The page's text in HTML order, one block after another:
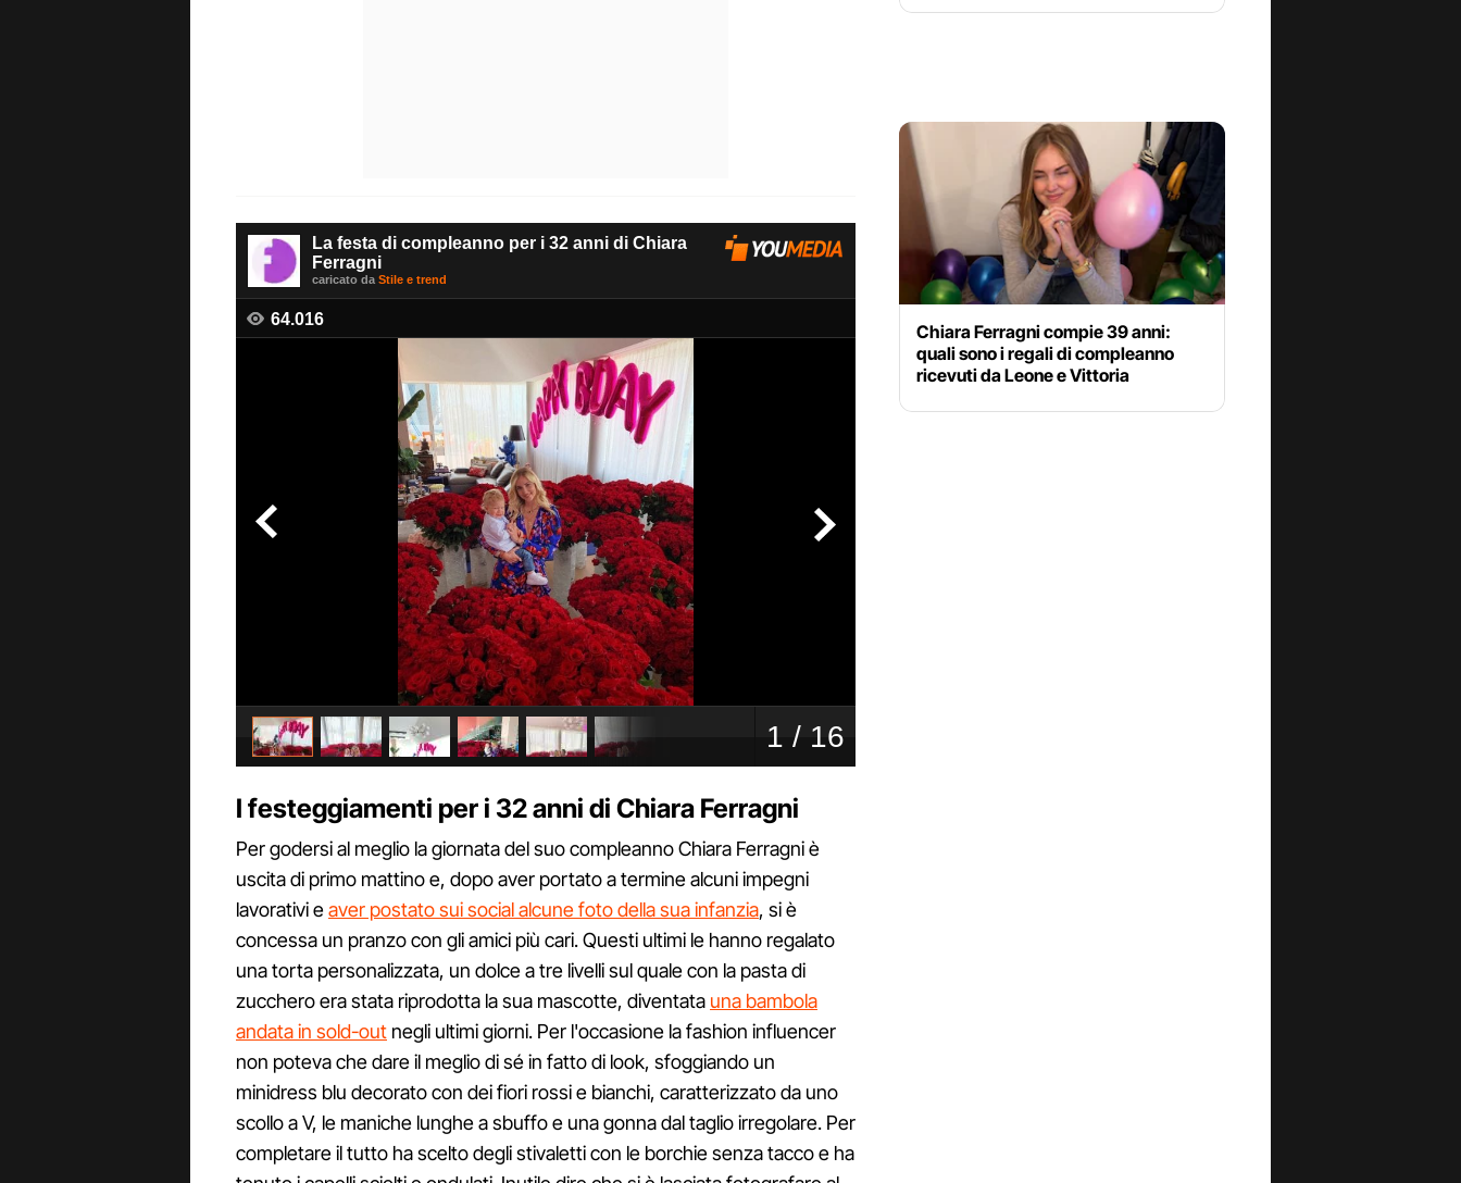
I festeggiamenti per i 32 anni di Chiara Ferragni
Per godersi al meglio la giornata del suo compleanno Chiara Ferragni è
uscita di primo mattino e, dopo aver portato a termine alcuni impegni
lavorativi eaver postato sui social alcune foto della sua infanzia, si è
concessa un pranzo con gli amici più cari. Questi ultimi le hanno regalato
una torta personalizzata, un dolce a tre livelli sul quale con la pasta di
zucchero era stata riprodotta la sua mascotte, diventata una bambola
andata in sold-out negli ultimi giorni. Per l'occasione la fashion influencer
non poteva che dare il meglio di sé in fatto di look, sfoggiando un
minidress blu decorato con dei fiori rossi e bianchi, caratterizzato da uno
scollo a V, le maniche lunghe a sbuffo e una gonna dal taglio irregolare. Per
completare il tutto ha scelto degli stivaletti con le borchie senza tacco e ha
Chiara Ferragni compie 39 anni:
quali sono i regali di compleanno
ricevuti da Leone e Vittoria